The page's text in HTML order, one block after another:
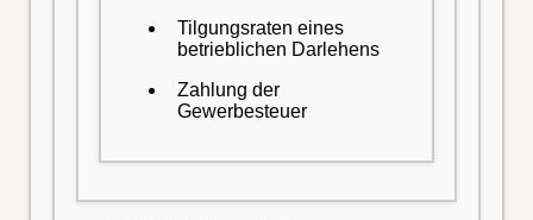
Tilgungsraten eines
betrieblichen Darlehens
Zahlung der
Gewerbesteuer